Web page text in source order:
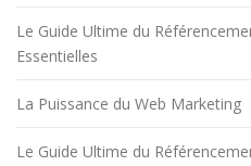
Le Guide Ultime du
Essentielles
La Puissance du Web Marketing
Le Guide Ultime du